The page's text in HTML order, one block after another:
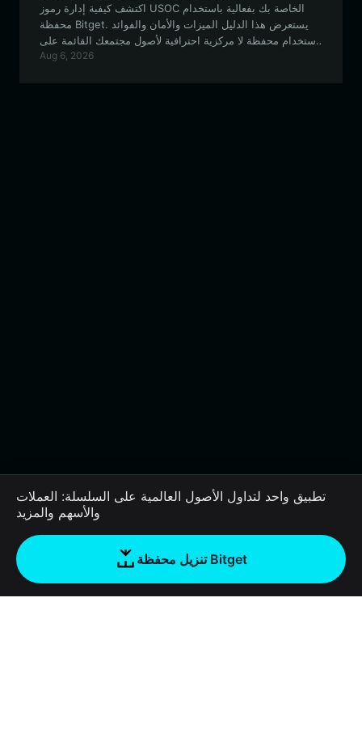
اكتشف كيفية إدارة رموز USOC الخاصة بك بفعالية باستخدام
محفظة Bitget. يستعرض هذا الدليل الميزات والأمان والفوائد
لاستخدام محفظة لا مركزية احترافية لأصول مجتمعك القائمة على
EVM.
Aug 6, 2026
تطبيق واحد لتداول الأصول العالمية على السلسلة: العملات
والأسهم والمزيد
تنزيل محفظة Bitget